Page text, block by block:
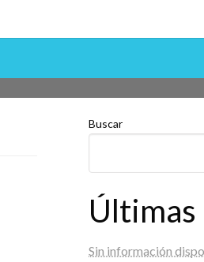
Buscar
Sin información